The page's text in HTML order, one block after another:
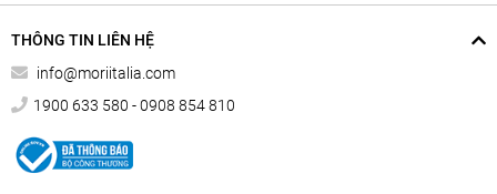
THÔNG TIN LIÊN HỆ
info@moriitalia.com
1900 633 580 - 0908 854 810